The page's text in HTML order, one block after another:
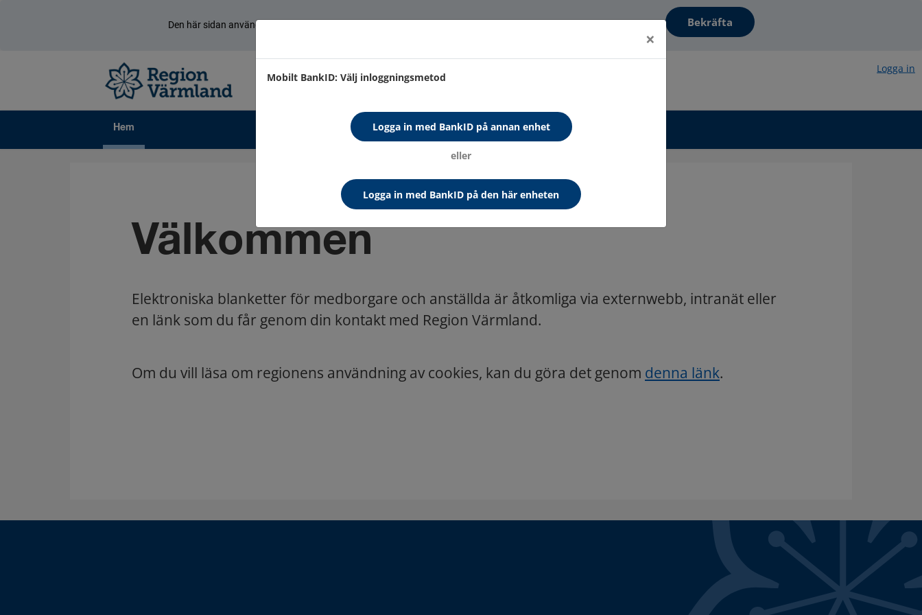
Den här sidan använder cookies. Genom att använda sidan accepterar du användning av cookies.
Logga in
Hem
×
Mobilt BankID: Välj inloggningsmetod
Logga in med BankID på annan enhet
eller
Logga in med BankID på den här enheten
Välkommen
Elektroniska blanketter för medborgare och anställda är åtkomliga via externwebb, intranät eller
en länk som du får genom din kontakt med Region Värmland.
Om du vill läsa om regionens användning av cookies, kan du göra det genom denna länk.